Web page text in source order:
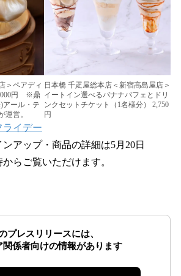
＞ペアディ
円 ※鼎
アール・テ
運営。
日本橋 千疋屋総本店＜新宿高島屋店＞
イートイン選べるバナナパフェとドリ
ンクセットチケット（1名様分） 2,750
円
ライデー
アップ・商品の詳細は5月20日
からご覧いただけます。
プレスリリースには、
関係者向けの情報があります